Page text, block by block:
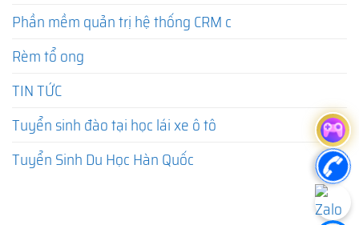
Phần mềm quản trị hệ thống CRM c
Rèm tổ ong
TIN TỨC
Tuyển sinh đào tại học lái xe ô tô
Tuyển Sinh Du Học Hàn Quốc